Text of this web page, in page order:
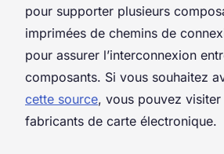
pour supporter plusieurs
imprimées de chemins de
pour assurer l’interconnexion
composants. Si vous souhaitez
cette source, vous pouvez visiter
fabricants de carte électronique.